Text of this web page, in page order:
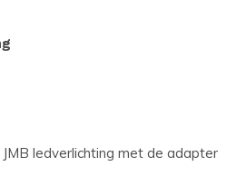
ledverlichting met de adapter